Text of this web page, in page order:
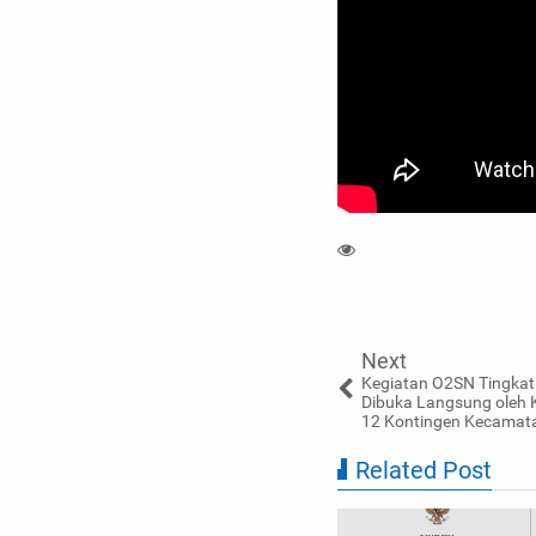
Next
Kegiatan O2SN
Dibuka Langsung oleh
12 Kontingen
Related Post